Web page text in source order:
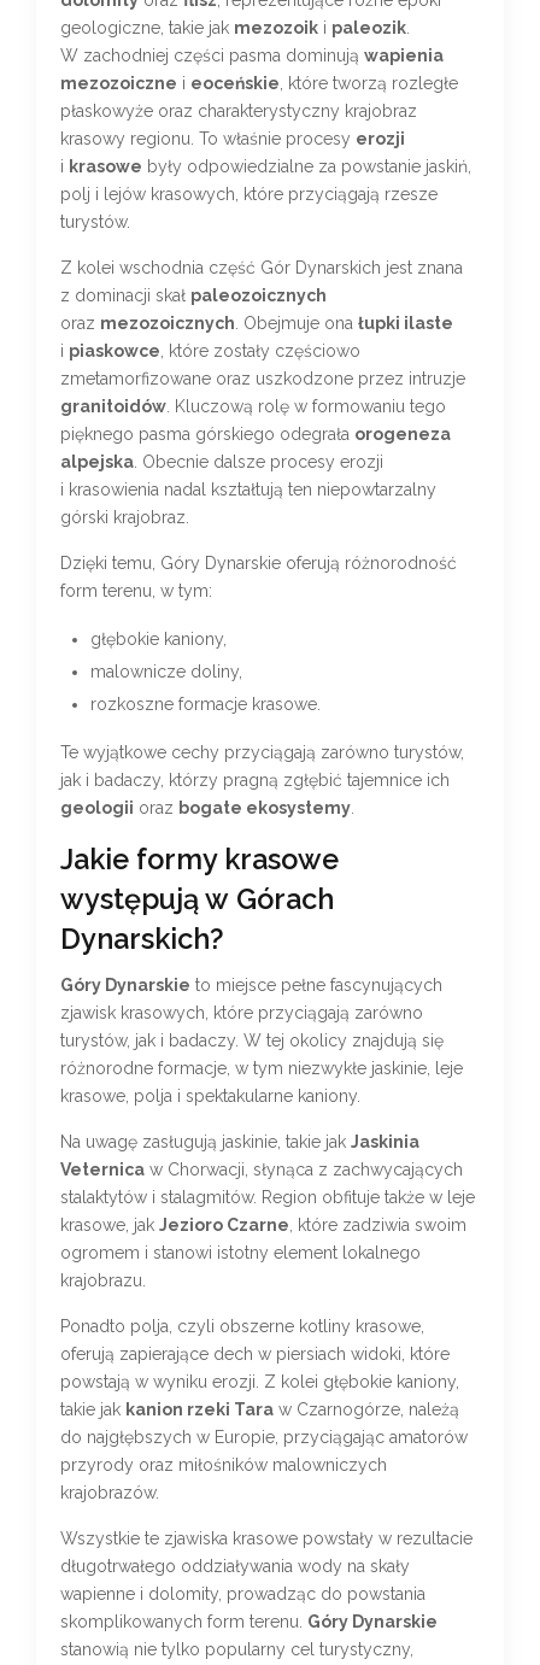
geologiczne, takie jak mezozoik i paleozik
W zachodniej części pasma dominują wapienia
mezozoiczne i eoceńskie , które tworzą rozległe
płaskowyże oraz charakterystyczny krajobraz
krasowy regionu. To właśnie procesy erozji
i krasowe były odpowiedzialne za powstanie jaskiń,
polj i lejów krasowych, które przyciągają rzesze
turystów.
Z kolei wschodnia część Gór Dynarskich jest znana
z dominacji skał paleozoicznych
oraz mezozoicznych . Obejmuje ona łupki ilaste
i piaskowce , które zostały częściowo
zmetamorfizowane oraz uszkodzone przez intruzje
granitoidów . Kluczową rolę w formowaniu tego
pięknego pasma górskiego odegrała orogeneza
alpejska . Obecnie dalsze procesy erozji
i krasowienia nadal kształtują ten niepowtarzalny
górski krajobraz.
Dzięki temu, Góry Dynarskie oferują różnorodność
form terenu, w tym:
głębokie kaniony,
malownicze doliny,
rozkoszne formacje krasowe.
Te wyjątkowe cechy przyciągają zarówno turystów,
jak i badaczy, którzy pragną zgłębić tajemnice ich
geologii oraz bogate ekosystemy
Jakie formy krasowe
występują w Górach
Dynarskich?
Góry Dynarskie to miejsce pełne fascynujących
zjawisk krasowych, które przyciągają zarówno
turystów, jak i badaczy. W tej okolicy znajdują się
różnorodne formacje, w tym niezwykłe jaskinie, leje
krasowe, polja i spektakularne kaniony.
Na uwagę zasługują jaskinie, takie jak Jaskinia
Veternica w Chorwacji, słynąca z zachwycających
stalaktytów i stalagmitów. Region obfituje także w leje
krasowe, jak Jezioro Czarne , które zadziwia swoim
ogromem i stanowi istotny element lokalnego
krajobrazu.
Ponadto polja, czyli obszerne kotliny krasowe,
oferują zapierające dech w piersiach widoki, które
powstają w wyniku erozji. Z kolei głębokie kaniony,
takie jak kanion rzeki Tara w Czarnogórze, należą
do najgłębszych w Europie, przyciągając amatorów
przyrody oraz miłośników malowniczych
krajobrazów.
Wszystkie te zjawiska krasowe powstały w rezultacie
długotrwałego oddziaływania wody na skały
wapienne i dolomity, prowadząc do powstania
skomplikowanych form terenu. Góry Dynarskie
stanowią nie tylko popularny cel turystyczny,